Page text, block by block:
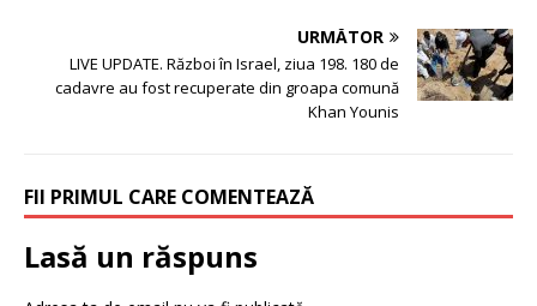
URMĂTOR
LIVE UPDATE. Război în Israel, ziua 198. 180 de
cadavre au fost recuperate din groapa comună
Khan Younis
FII PRIMUL CARE COMENTEAZĂ
Lasă un răspuns